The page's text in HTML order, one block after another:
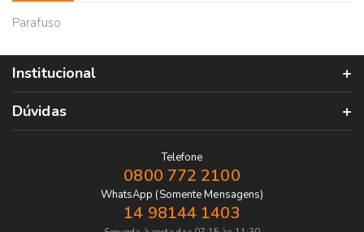
Parafuso
Institucional
Dúvidas
Telefone
0800 772 2100
WhatsApp (Somente Mensagens)
14 98144 1403